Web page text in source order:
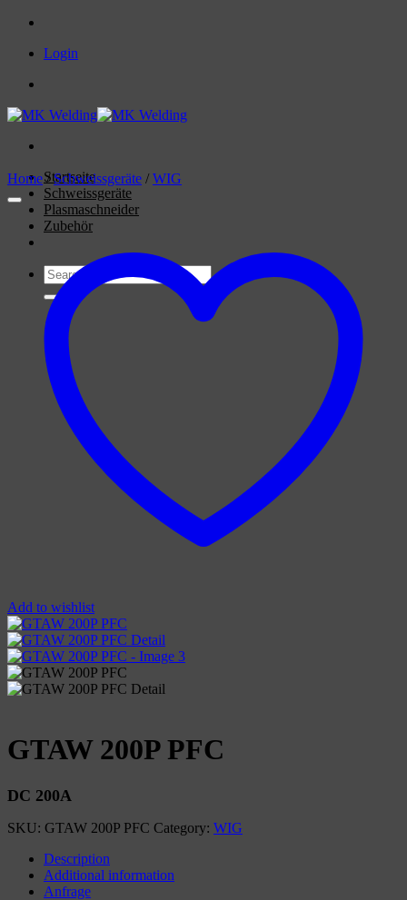
Skip
contentLogin
Startseite
Schweissgeräte
Plasmaschneider
Zubehör
Search
for:
Home / Schweissgeräte / WIG
Add to wishlist
GTAW 200P PFC
DC 200A
SKU: GTAW 200P PFC Category: WIG
Description
Additional information
Anfrage